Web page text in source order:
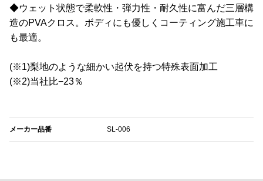
◆ウェット状態で柔軟性・弾力性・耐久性に富んだ三層構
造のPVAクロス。ボディにも優しくコーティング施工車に
も最適。
(※1)梨地のような細かい起伏を持つ特殊表面加工
(※2)当社比−23％
メーカー品番 SL-006